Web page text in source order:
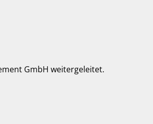
GmbH weitergeleitet.